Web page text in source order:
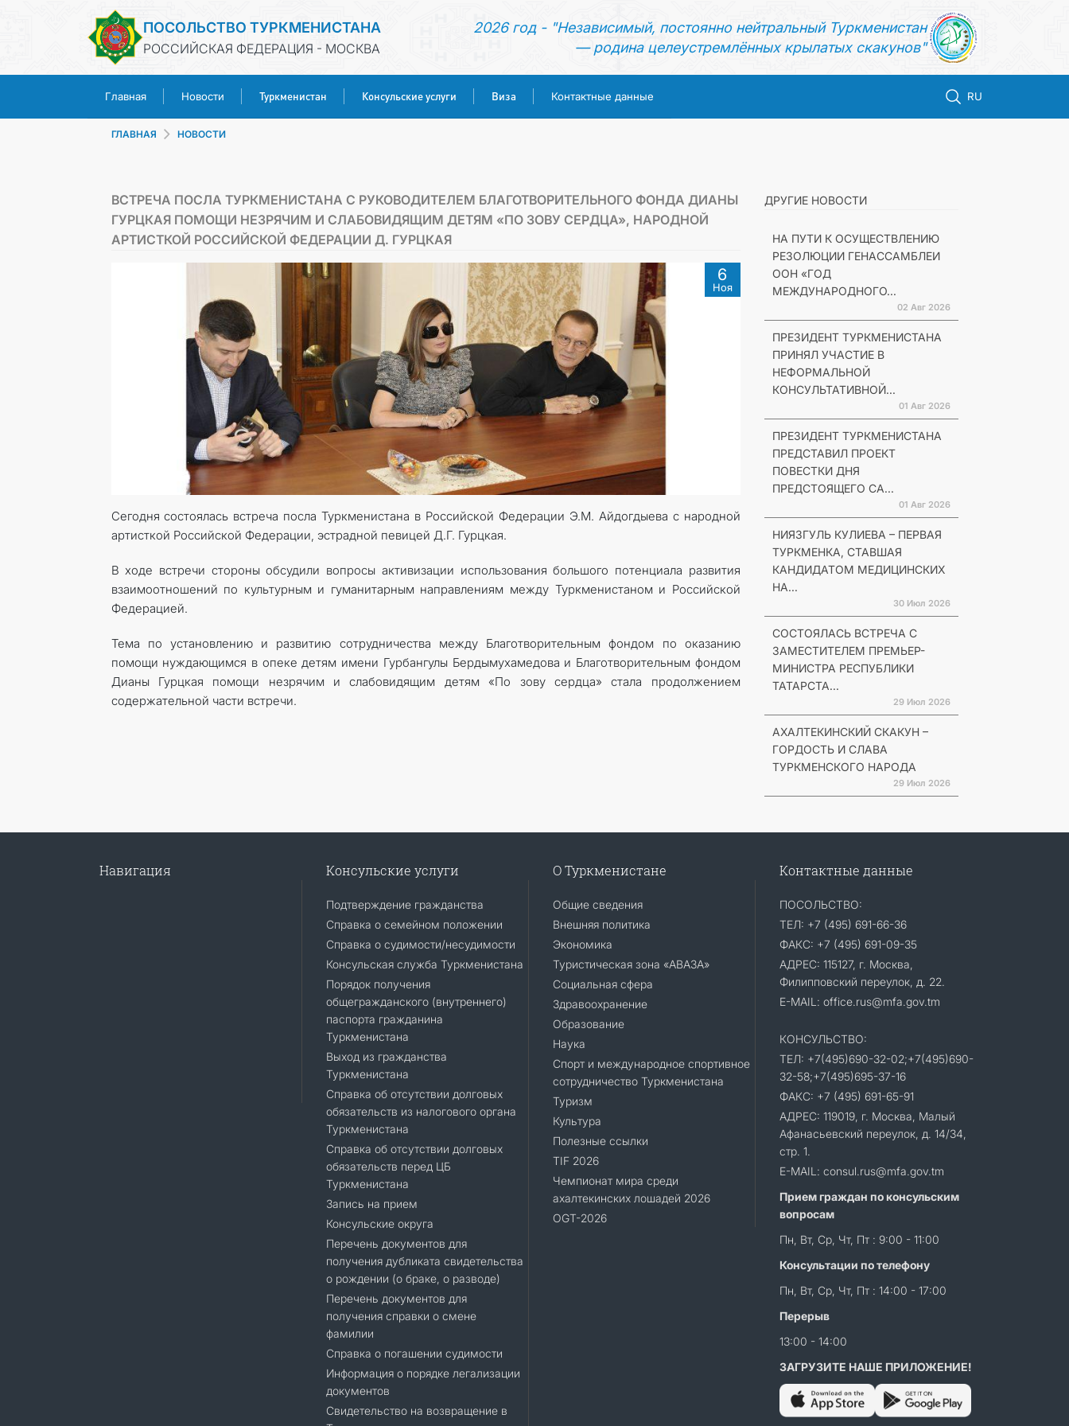
ПОСОЛЬСТВО ТУРКМЕНИСТАНА
РОССИЙСКАЯ ФЕДЕРАЦИЯ - МОСКВА
2026 год - "Независимый, постоянно нейтральный Туркменистан
— родина целеустремлённых крылатых скакунов"
Главная Новости Туркменистан Консульские услуги Виза Контактные данные RU
ТУРКМЕНИСТАН
КОНСУЛЬСКИЕ УСЛУГИ
ВИЗА
КОНТАКТНЫЕ ДАННЫЕ
ГЛАВНАЯ НОВОСТИ
ВСТРЕЧА ПОСЛА ТУРКМЕНИСТАНА С РУКОВОДИТЕЛЕМ БЛАГОТВОРИТЕЛЬНОГО ФОНДА ДИАНЫ
ГУРЦКАЯ ПОМОЩИ НЕЗРЯЧИМ И СЛАБОВИДЯЩИМ ДЕТЯМ «ПО ЗОВУ СЕРДЦА», НАРОДНОЙ
АРТИСТКОЙ РОССИЙСКОЙ ФЕДЕРАЦИИ Д. ГУРЦКАЯ
6
Ноя
Сегодня состоялась встреча посла Туркменистана в Российской Федерации Э.М. Айдогдыева с народной
артисткой Российской Федерации, эстрадной певицей Д.Г. Гурцкая.
В ходе встречи стороны обсудили вопросы активизации использования большого потенциала развития
взаимоотношений по культурным и гуманитарным направлениям между Туркменистаном и Российской
Федерацией.
Тема по установлению и развитию сотрудничества между Благотворительным фондом по оказанию
помощи нуждающимся в опеке детям имени Гурбангулы Бердымухамедова и Благотворительным фондом
Дианы Гурцкая помощи незрячим и слабовидящим детям «По зову сердца» стала продолжением
содержательной части встречи.
ДРУГИЕ НОВОСТИ
НА ПУТИ К ОСУЩЕСТВЛЕНИЮ
РЕЗОЛЮЦИИ ГЕНАССАМБЛЕИ
ООН «ГОД
МЕЖДУНАРОДНОГО...
02 Авг 2026
ПРЕЗИДЕНТ ТУРКМЕНИСТАНА
ПРИНЯЛ УЧАСТИЕ В
НЕФОРМАЛЬНОЙ
КОНСУЛЬТАТИВНОЙ...
01 Авг 2026
ПРЕЗИДЕНТ ТУРКМЕНИСТАНА
ПРЕДСТАВИЛ ПРОЕКТ
ПОВЕСТКИ ДНЯ
ПРЕДСТОЯЩЕГО СА...
01 Авг 2026
НИЯЗГУЛЬ КУЛИЕВА – ПЕРВАЯ
ТУРКМЕНКА, СТАВШАЯ
КАНДИДАТОМ МЕДИЦИНСКИХ
НА...
30 Июл 2026
СОСТОЯЛАСЬ ВСТРЕЧА С
ЗАМЕСТИТЕЛЕМ ПРЕМЬЕР-
МИНИСТРА РЕСПУБЛИКИ
ТАТАРСТА...
29 Июл 2026
АХАЛТЕКИНСКИЙ СКАКУН –
ГОРДОСТЬ И СЛАВА
ТУРКМЕНСКОГО НАРОДА
29 Июл 2026
Навигация Консульские услуги
Подтверждение гражданства
Справка о семейном положении
Справка о судимости/несудимости
Консульская служба Туркменистана
Порядок получения
общегражданского (внутреннего)
паспорта гражданина
Туркменистана
Выход из гражданства
Туркменистана
Справка об отсутствии долговых
обязательств из налогового органа
Туркменистана
Справка об отсутствии долговых
обязательств перед ЦБ
Туркменистана
Запись на прием
Консульские округа
Перечень документов для
получения дубликата свидетельства
о рождении (о браке, о разводе)
Перечень документов для
получения справки о смене
фамилии
Справка о погашении судимости
Информация о порядке легализации
документов
Cвидетельство на возвращение в
О Туркменистане
Общие сведения
Внешняя политика
Экономика
Туристическая зона «АВАЗА»
Социальная сфера
Здравоохранение
Образование
Наука
Спорт и международное спортивное
сотрудничество Туркменистана
Туризм
Культура
Полезные ссылки
TIF 2026
Чемпионат мира среди
ахалтекинских лошадей 2026
OGT-2026
Контактные данные
ПОСОЛЬСТВО:
ТЕЛ: +7 (495) 691-66-36
ФАКС: +7 (495) 691-09-35
АДРЕС: 115127, г. Москва,
Филипповский переулок, д. 22.
E-MAIL: office.rus@mfa.gov.tm
КОНСУЛЬСТВО:
ТЕЛ: +7(495)690-32-02;+7(495)690-
32-58;+7(495)695-37-16
ФАКС: +7 (495) 691-65-91
АДРЕС: 119019, г. Москва, Малый
Афанасьевский переулок, д. 14/34,
стр. 1.
E-MAIL: consul.rus@mfa.gov.tm
Прием граждан по консульским
вопросам
Пн, Вт, Ср, Чт, Пт : 9:00 - 11:00
Консультации по телефону
Пн, Вт, Ср, Чт, Пт : 14:00 - 17:00
Перерыв
13:00 - 14:00
ЗАГРУЗИТЕ НАШЕ ПРИЛОЖЕНИЕ!